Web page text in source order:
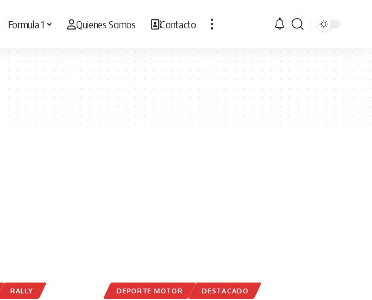
Formula 1 Quienes Somos Contacto
RALLY DEPORTE MOTOR DESTACADO